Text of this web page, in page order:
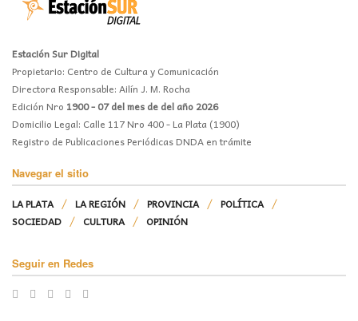
Estación Sur Digital
Propietario: Centro de Cultura y Comunicación
Directora Responsable: Ailín J. M. Rocha
Edición Nro 1900 - 07 del mes de del año 2026
Domicilio Legal: Calle 117 Nro 400 - La Plata (1900)
Registro de Publicaciones Periódicas DNDA en trámite
Navegar el sitio
LA PLATA LA REGIÓN PROVINCIA
POLÍTICA
SOCIEDAD
CULTURA OPINIÓN
Seguir en Redes